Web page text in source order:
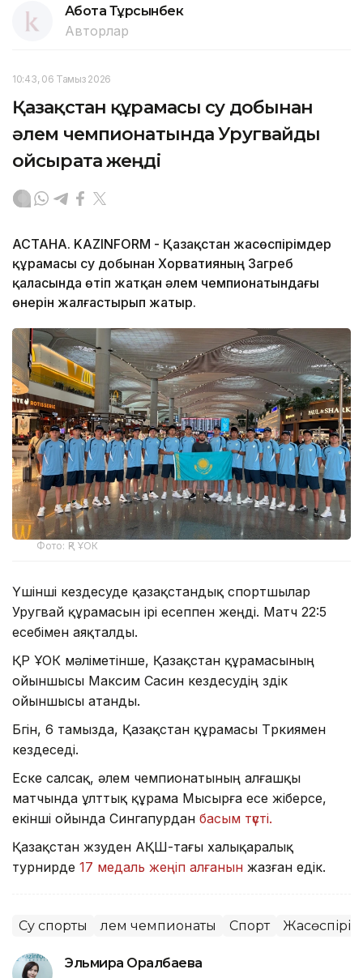
Ақбота Тұрсынбек
Авторлар
10:43, 06 Тамыз 2026
Қазақстан құрамасы су добынан
әлем чемпионатында Уругвайды
ойсырата жеңді
АСТАНА. KAZINFORM - Қазақстан жасөспірімдер
құрамасы су добынан Хорватияның Загреб
қаласында өтіп жатқан әлем чемпионатындағы
өнерін жалғастырып жатыр.
Фото: ҚР ҰОК
Үшінші кездесуде қазақстандық спортшылар
Уругвай құрамасын ірі есеппен жеңді. Матч 22:5
есебімен аяқталды.
ҚР ҰОК мәліметінше, Қазақстан құрамасының
ойыншысы Максим Сасин кездесудің үздік
ойыншысы атанды.
Бүгін, 6 тамызда, Қазақстан құрамасы Түркиямен
кездеседі.
Еске салсақ, әлем чемпионатының алғашқы
матчында ұлттық құрама Мысырға есе жіберсе,
екінші ойында Сингапурдан басым түсті.
Қазақстан жүзуден АҚШ-тағы халықаралық
турнирде 17 медаль жеңіп алғанын жазған едік.
Су спорты Әлем чемпионаты Спорт Жасөспірім
Эльмира Оралбаева